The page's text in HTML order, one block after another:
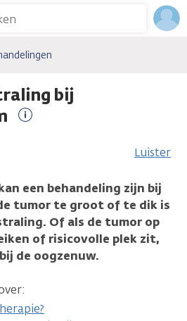
bij
Luister
een behandeling zijn bij
tumor te groot of te dik is
Of als de tumor op
of risicovolle plek zit,
de oogzenuw.